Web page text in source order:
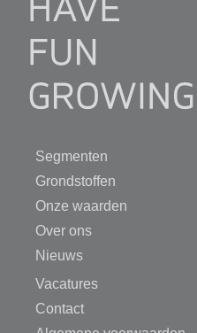
Segmenten
Grondstoffen
Onze waarden
Over ons
Nieuws
Vacatures
Contact